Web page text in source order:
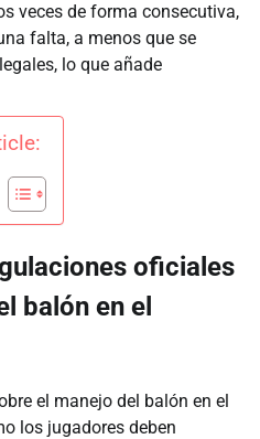
veces de forma consecutiva,
falta, a menos que se
lo que añade
oficiales
balón en el
el manejo del balón en el
los jugadores deben